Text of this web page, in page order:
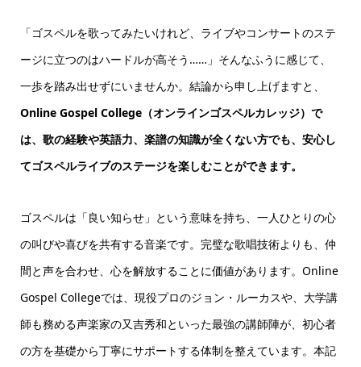
「ゴスペルを歌ってみたいけれど、ライブやコンサートのステ
ージに立つのはハードルが高そう……」そんなふうに感じて、
一歩を踏み出せずにいませんか。結論から申し上げますと、
Online Gospel College（オンラインゴスペルカレッジ）で
は、歌の経験や英語力、楽譜の知識が全くない方でも、安心し
てゴスペルライブのステージを楽しむことができます。
ゴスペルは「良い知らせ」という意味を持ち、一人ひとりの心
の叫びや喜びを共有する音楽です。完璧な歌唱技術よりも、仲
間と声を合わせ、心を解放することに価値があります。Online
Gospel Collegeでは、現役プロのジョン・ルーカスや、大学講
師も務める声楽家の又吉秀和といった最強の講師陣が、初心者
の方を基礎から丁寧にサポートする体制を整えています。本記